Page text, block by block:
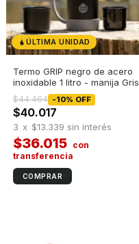
ÚLTIMA UNIDAD
Termo GRIP negro de acero
inoxidable 1 litro - manija Gris
$40.017
-10% OFF
$44.464
$36.015
3 x $13.339 sin interés